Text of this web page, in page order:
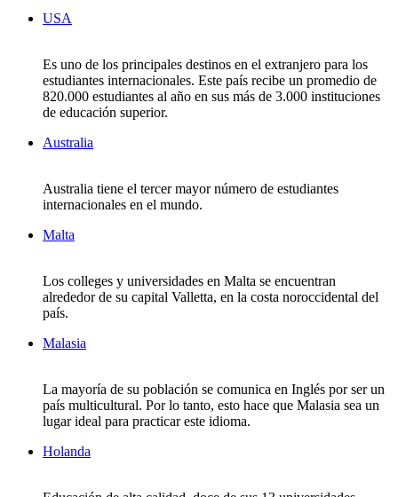
USA
Es uno de los principales destinos en el extranjero para los
estudiantes internacionales. Este país recibe un promedio de
820.000 estudiantes al año en sus más de 3.000 instituciones
de educación superior.
Australia
Australia tiene el tercer mayor número de estudiantes
internacionales en el mundo.
Malta
Los colleges y universidades en Malta se encuentran
alrededor de su capital Valletta, en la costa noroccidental del
país.
Malasia
La mayoría de su población se comunica en Inglés por ser un
país multicultural. Por lo tanto, esto hace que Malasia sea un
lugar ideal para practicar este idioma.
Holanda